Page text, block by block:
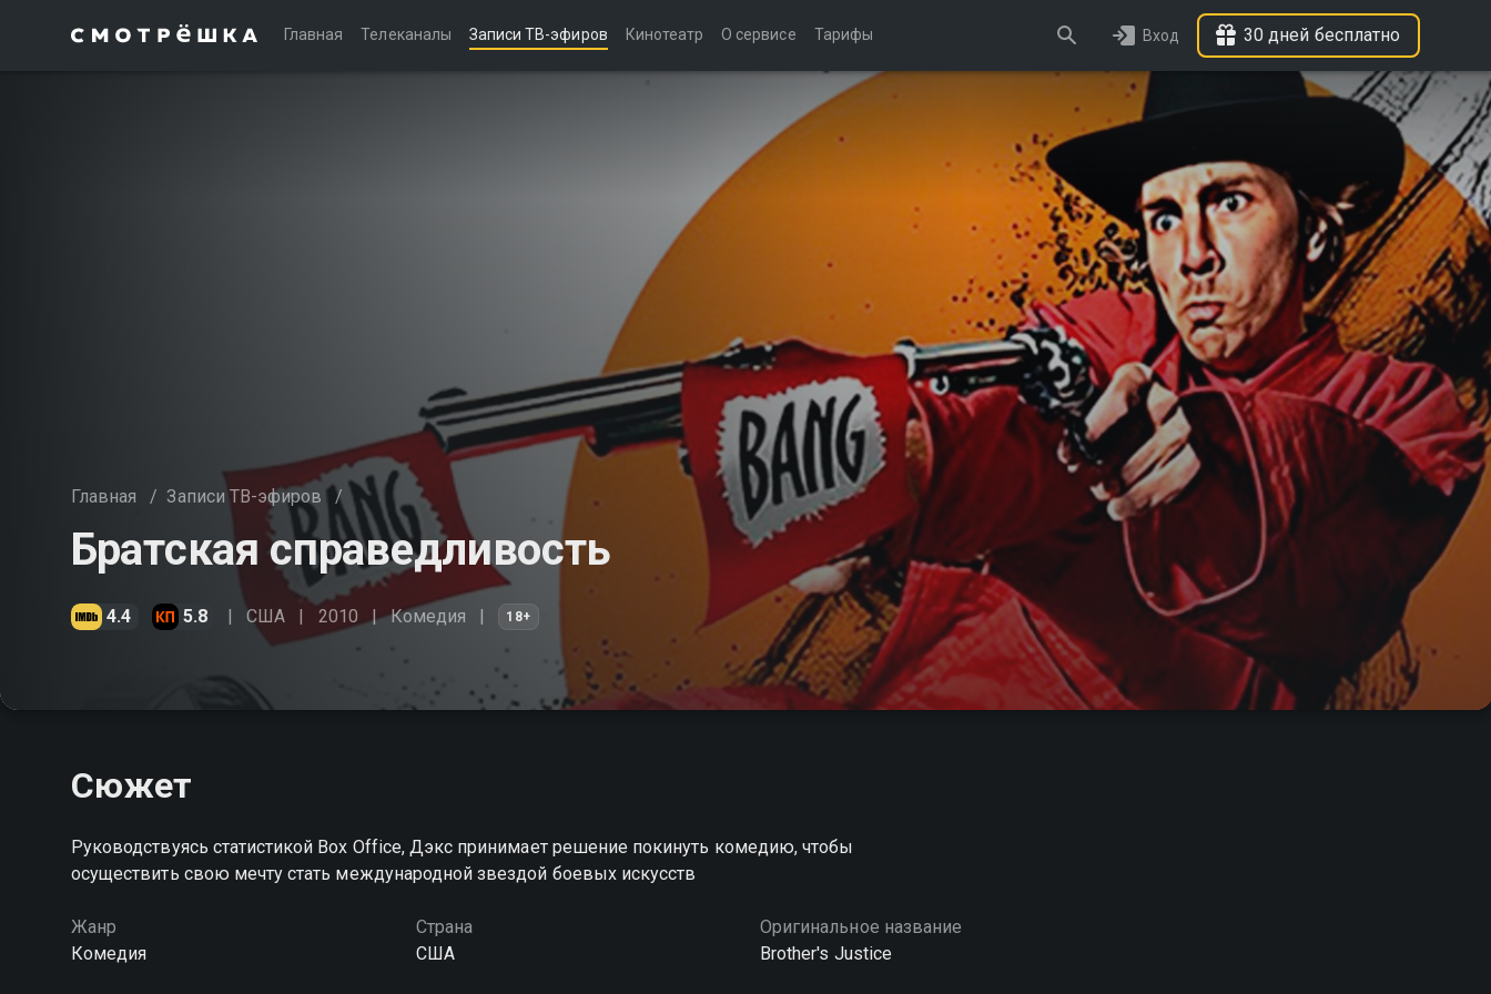
Главная Телеканалы Записи ТВ-эфиров Кинотеатр О сервисе Тарифы Вход 30 дней бесплатно
Главная / Записи ТВ-эфиров /
Братская справедливость
4.4 5.8 США 2010 Комедия 18+
Сюжет
Руководствуясь статистикой Box Office, Дэкс принимает решение покинуть комедию, чтобы
осуществить свою мечту стать международной звездой боевых искусств
Жанр
Комедия
Страна
США
Оригинальное название
Brother's Justice